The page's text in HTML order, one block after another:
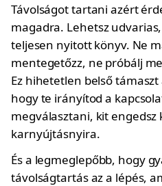
Távolságot tartani azért
magadra. Lehetsz
teljesen nyitott könyv. Ne
mentegetőzz, ne próbálj
Ez hihetetlen belső
hogy te irányítod a
megválasztani, kit engedsz
karnyújtásnyira.
És a legmeglepőbb, hogy
távolságtartás az a lépés,